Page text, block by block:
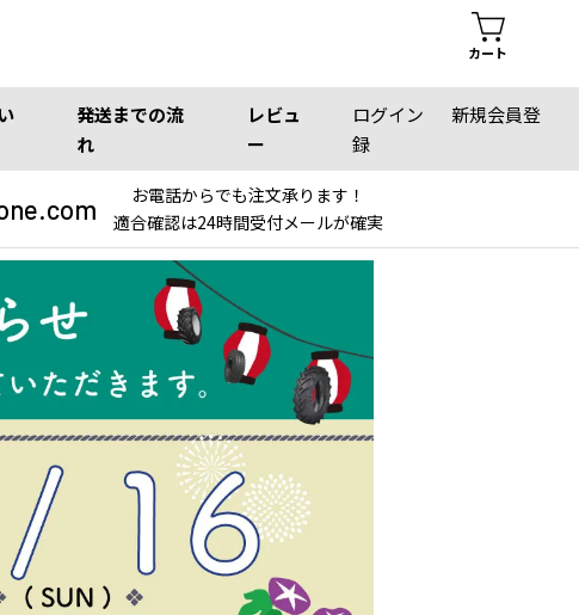
カート
発送までの流
れ
レビュ
ー
ログイン
新規会員登
録
お電話からでも注文承ります！
適合確認は24時間受付メールが確実